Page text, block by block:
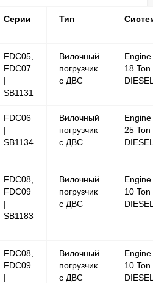
Серии Тип
FDC05,
FDC07
|
SB1131
Вилочный
погрузчик
с ДВС
Engine
18 Ton
FDC06
|
SB1134
Вилочный
погрузчик
с ДВС
Engine
25 Ton
FDC08,
FDC09
|
SB1183
Вилочный
погрузчик
с ДВС
Engine
10 Ton
FDC08,
FDC09
|
Вилочный
погрузчик
с ДВС
Engine
10 Ton